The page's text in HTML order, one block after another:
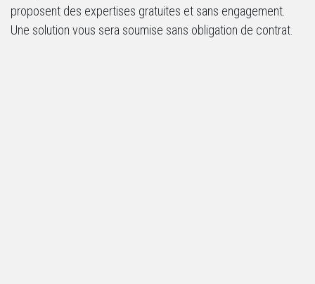
proposent des expertises gratuites et sans engagement.
Une solution vous sera soumise sans obligation de contrat.